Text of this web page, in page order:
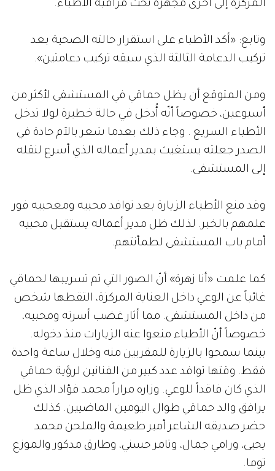
المركزة إلى أخرى مجهزة تحت مراقبة الأطباء.
وتابع: «أكد الأطباء على استقرار حالته الصحية بعد
تركيب الدعامة الثالثة الذي سبقه تركيب دعامتين».
ومن المتوقع أن يظل حماقي في المستشفى لأكثر من
أسبوعين، خصوصاً أنّه أُدخل في حالة خطيرة لولا تدخل
الأطباء السريع . وجاء ذلك بعدما شعر بالآم حادة في
الصدر جعلته يستغيث بمدير أعماله الذي أسرع لنقله
إلى المستشفى.
وقد منع الأطباء الزيارة بعد توافد محبيه ومعحبيه فور
علمهم بالخبر. لذلك ظل مدير أعماله يستقبل محبيه
أمام باب المستشفى لطمأنتهم.
كما علمت «أنا زهرة» أنّ الصور التي تم تسريبها لحماقي
غائباً عن الوعي داخل العناية المركزة، التقطها شخص
من داخل المستشفى. مما أثار غضب أسرته ومحبيه،
خصوصاً أنّ الأطباء منعوا عنه الزيارات منذ دخوله.
بينما سمحوا بالزيارة للمقربين منه وخلال ساعة واحدة
فقط. وقتها توافد عدد كبير من الفنانين لرؤية حماقي
الذي كان فاقداً للوعي. وزاره مراراً محمد فؤاد الذي ظل
يرافق والد حماقي طوال اليومين الماضيين. كذلك
حضر صديقه الشاعر أمير طعيمة والملحن محمد
يحيى، ورامي جمال، وتامر حسني، وطارق مدكور والموزع
توما.